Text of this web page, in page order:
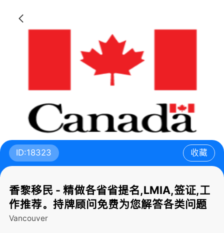
ID:18323 收藏
香黎移民 - 精做各省省提名,LMIA,签证,工
作推荐。持牌顾问免费为您解答各类问题
Vancouver